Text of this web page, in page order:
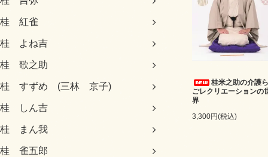
桂 紅雀
桂 よね吉
桂 歌之助
桂 すずめ (三林 京子)
桂 しん吉
桂 まん我
桂 雀五郎
桂米之助の介護
ごレクリエーションの
界
3,300円(税込)